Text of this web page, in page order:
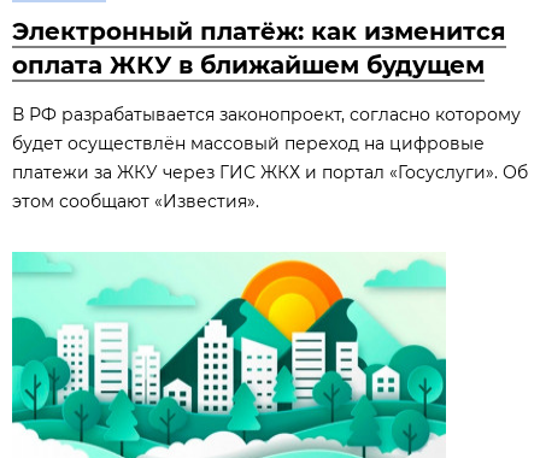
Электронный платёж: как изменится
оплата ЖКУ в ближайшем будущем
В РФ разрабатывается законопроект, согласно которому
будет осуществлён массовый переход на цифровые
платежи за ЖКУ через ГИС ЖКХ и портал «Госуслуги». Об
этом сообщают «Известия».